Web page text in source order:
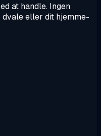
at handle. Ingen
eller dit hjemme-